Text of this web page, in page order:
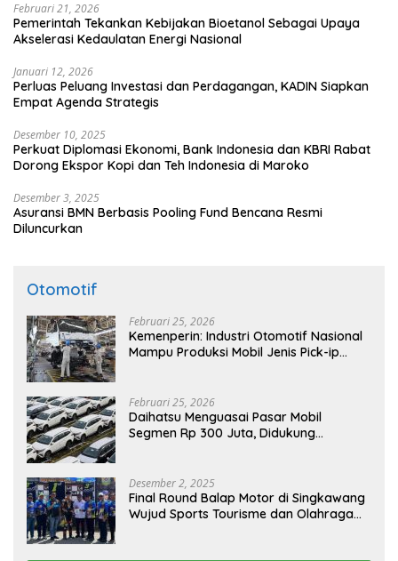
Februari 21, 2026
Pemerintah Tekankan Kebijakan Bioetanol Sebagai Upaya
Akselerasi Kedaulatan Energi Nasional
Januari 12, 2026
Perluas Peluang Investasi dan Perdagangan, KADIN Siapkan
Empat Agenda Strategis
Desember 10, 2025
Perkuat Diplomasi Ekonomi, Bank Indonesia dan KBRI Rabat
Dorong Ekspor Kopi dan Teh Indonesia di Maroko
Desember 3, 2025
Asuransi BMN Berbasis Pooling Fund Bencana Resmi
Diluncurkan
Otomotif
Februari 25, 2026
Kemenperin: Industri Otomotif Nasional
Mampu Produksi Mobil Jenis Pick-ip
Februari 25, 2026
Daihatsu Menguasai Pasar Mobil
Segmen Rp 300 Juta, Didukung
Desember 2, 2025
Final Round Balap Motor di Singkawang
Wujud Sports Tourisme dan Olahraga